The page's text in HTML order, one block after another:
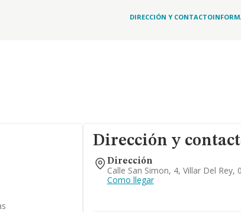
DIRECCIÓN Y CONTACTO
Dirección y
Dirección
Calle San Simon, 4, Villar Del Rey,
Como llegar